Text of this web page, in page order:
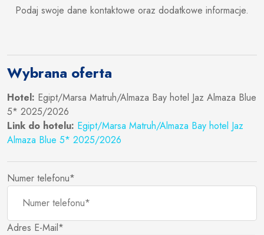
Podaj swoje dane kontaktowe oraz dodatkowe informacje.
Wybrana oferta
Hotel: Egipt/Marsa Matruh/Almaza Bay hotel Jaz Almaza Blue
5* 2025/2026
Link do hotelu: Egipt/Marsa Matruh/Almaza Bay hotel Jaz
Almaza Blue 5* 2025/2026
Numer telefonu*
Adres E-Mail*